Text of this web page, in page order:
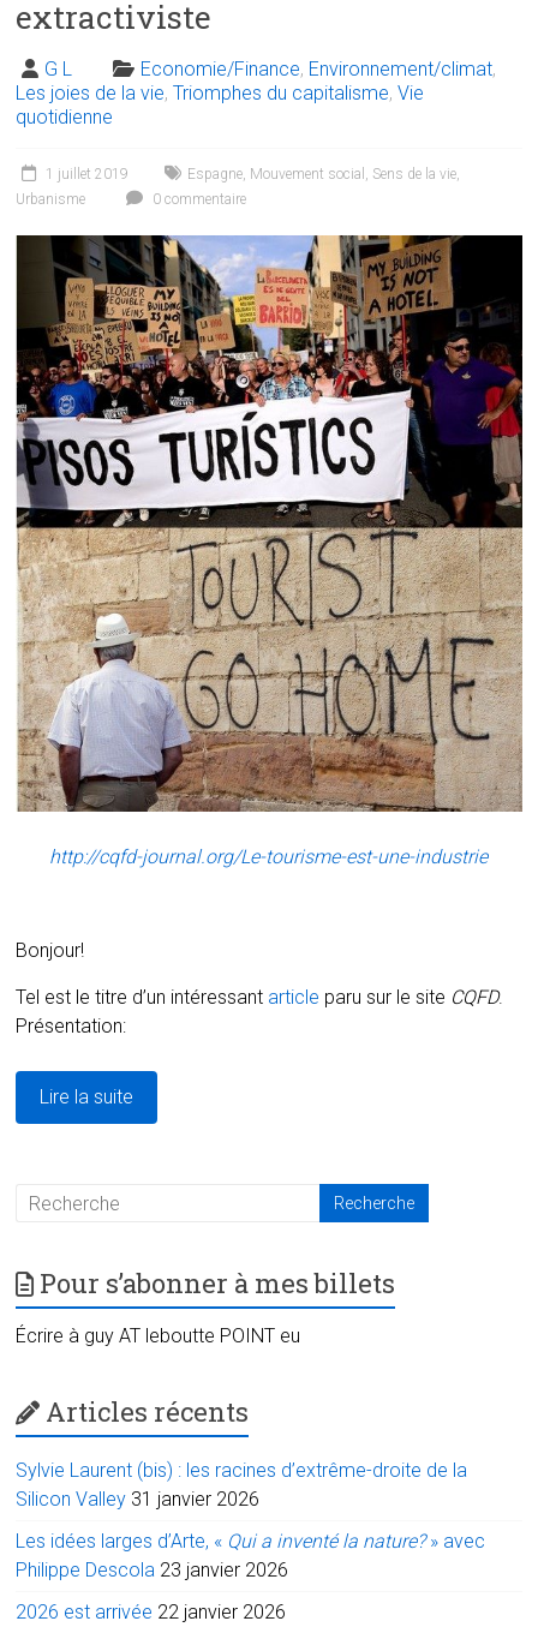
extractiviste
G L Economie/Finance, Environnement/climat,
Les joies de la vie,Triomphes du capitalisme,Vie
quotidienne
1 juillet 2019 Espagne, Mouvement social , Sens de la vie,
Urbanisme
0 commentaire
http://cqfd-journal.org/Le-tourisme-est-une-industrie
Bonjour!
Tel est le titre d’un intéressant article paru sur le site CQFD.
Présentation:
Lire la suite
Pour s’abonner à mes billets
Écrire à guy AT leboutte POINT eu
Articles récents
Sylvie Laurent (bis) : les racines d’extrême-droite de la
Silicon Valley 31 janvier 2026
Les idées larges d’Arte, « Qui a inventé la nature?» avec
Philippe Descola 23 janvier 2026
2026 est arrivée 22 janvier 2026